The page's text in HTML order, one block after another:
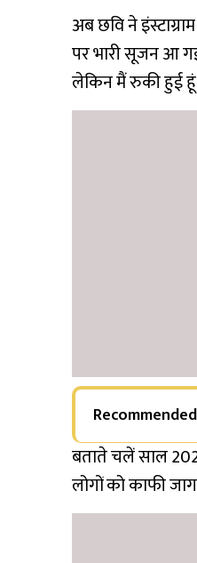
अब छवि ने
पर भारी सूजन आ
लेकिन मैं रुकी हुई हूं।
Recommended
बताते चलें साल
लोगों को काफी